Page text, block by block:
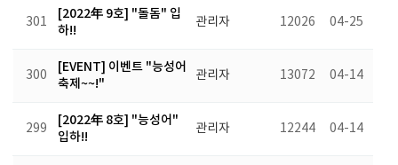
301
[2022年 9호] "돌돔" 입
하!!
관리자 12026 04-25
300
[EVENT] 이벤트 "능성어
축제~~!"
관리자 13072 04-14
299
[2022年 8호] "능성어"
입하!!
관리자 12244 04-14